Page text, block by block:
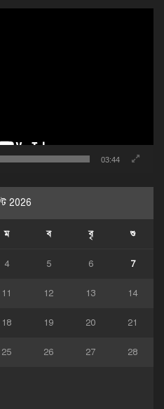
03:44
2026
ম ব বৃ শু
4 5 6 7
11 12 13 14
18 19 20 21
25 26 27 28